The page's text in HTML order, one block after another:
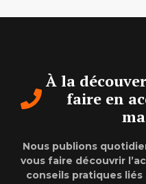
À la
faire en
Nous publions
vous faire découvrir
conseils pratiques